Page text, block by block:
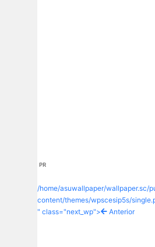
PR
/home/asuwallpaper/wallpaper.sc/
content/themes/wpscesip5s/
" class="next_wp">
Anterior